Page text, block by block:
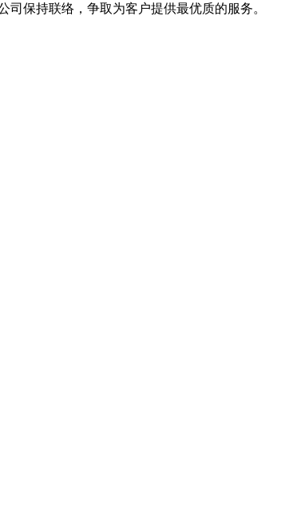
保持联络，争取为客户提供最优质的服务。